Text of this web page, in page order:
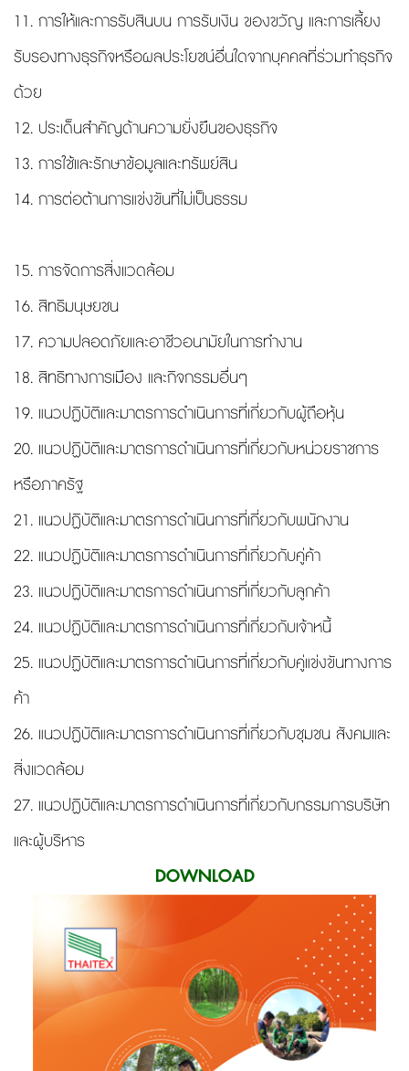
11. การให้และการรับสินบน การรับเงิน ของขวัญ และการเลี้ยง
รับรองทางธุรกิจหรือผลประโยชน์อื่นใดจากบุคคลที่ร่วมทำธุรกิจ
ด้วย
12. ประเด็นสำคัญด้านความยั่งยืนของธุรกิจ
13. การใช้และรักษาข้อมูลและทรัพย์สิน
14. การต่อต้านการแข่งขันที่ไม่เป็นธรรม
15. การจัดการสิ่งแวดล้อม
16. สิทธิมนุษยชน
17. ความปลอดภัยและอาชีวอนามัยในการทำงาน
18. สิทธิทางการเมือง และกิจกรรมอื่นๆ
19. แนวปฏิบัติและมาตรการดำเนินการที่เกี่ยวกับผู้ถือหุ้น
20. แนวปฏิบัติและมาตรการดำเนินการที่เกี่ยวกับหน่วยราชการ
หรือภาครัฐ
21. แนวปฏิบัติและมาตรการดำเนินการที่เกี่ยวกับพนักงาน
22. แนวปฏิบัติและมาตรการดำเนินการที่เกี่ยวกับคู่ค้า
23. แนวปฏิบัติและมาตรการดำเนินการที่เกี่ยวกับลูกค้า
24. แนวปฏิบัติและมาตรการดำเนินการที่เกี่ยวกับเจ้าหนี้
25. แนวปฏิบัติและมาตรการดำเนินการที่เกี่ยวกับคู่แข่งขันทางการ
ค้า
26. แนวปฏิบัติและมาตรการดำเนินการที่เกี่ยวกับชุมชน สังคมและ
สิ่งแวดล้อม
27. แนวปฏิบัติและมาตรการดำเนินการที่เกี่ยวกับกรรมการบริษัท
และผู้บริหาร
DOWNLOAD